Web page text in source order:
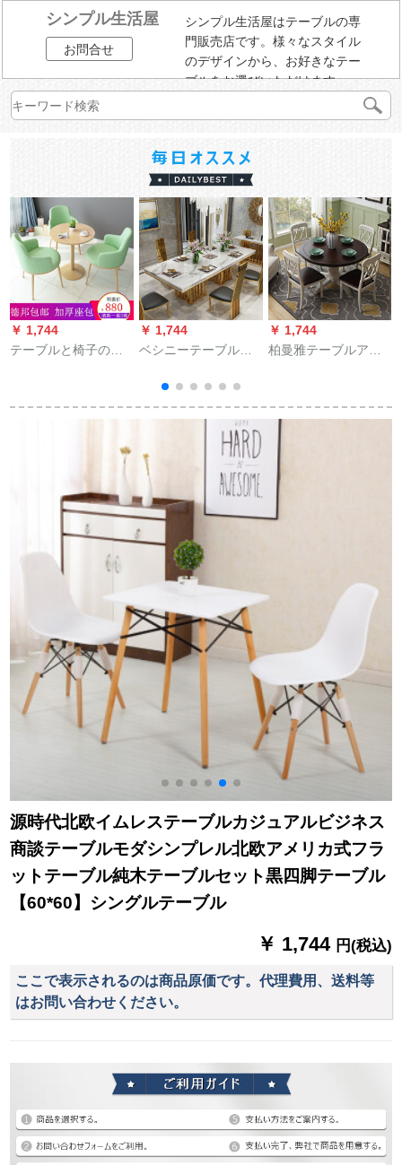
シンプル生活屋
お問合せ
シンプル生活屋はテーブルの専
門販売店です。様々なスタイル
のデザインから、お好きなテー
ブルをお選びいただけます。
￥ 1,744
テーブルと椅子の商
デザート店のテーブ
せています。テーブ
作ります。
￥ 1,744
ベシニーテーブル大
モダンテーブルと長
方形テーブルチタン
ステンレステーブル
を組み合わせたテー
ブル（200*100*81
￥ 1,744
柏曼雅テーブルアメ
8人家族用食卓レスト
ランで食事をする大
円テーブルシンアメ
デン家具1.2 mダブル
シングルテーブル
源時代北欧イムレステーブルカジュアルビジネス
商談テーブルモダシンプレル北欧アメリカ式フラ
ットテーブル純木テーブルセット黒四脚テーブル
【60*60】シングルテーブル
￥ 1,744 円(税込)
ここで表示されるのは商品原価です。代理費用、送料等
はお問い合わせください。